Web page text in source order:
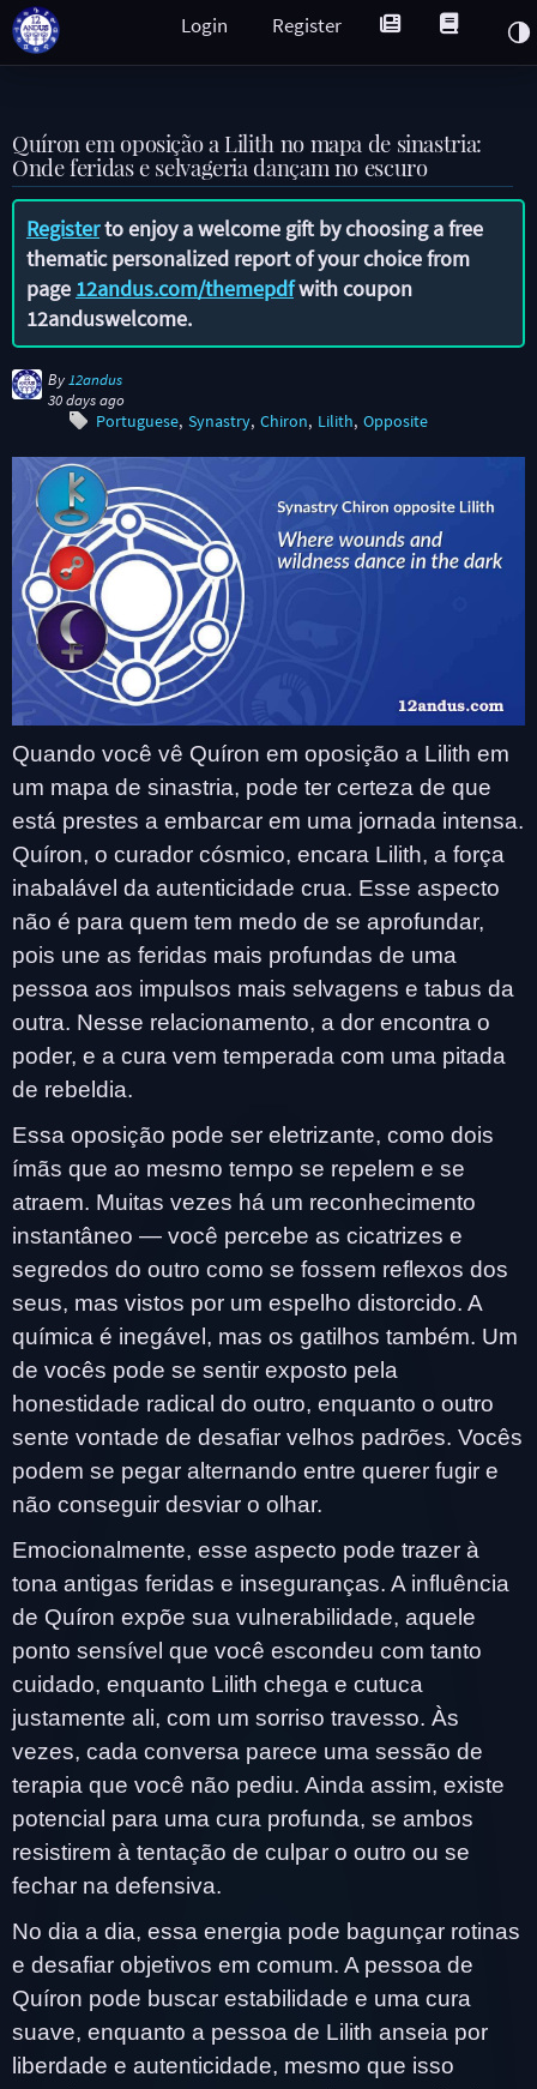
Register
Login
Quíron em oposição a Lilith no mapa de sinastria:
Onde feridas e selvageria dançam no escuro
Registerto enjoy a welcome gift by choosing a free
thematic personalized report of your choice from
page 12andus.com/themepdfwith coupon
12anduswelcome.
By 12andus
30 days ago
Portuguese Synastry Chiron Lilith Opposite
Quando você vê Quíron em oposição a Lilith em
um mapa de sinastria, pode ter certeza de que
está prestes a embarcar em uma jornada intensa.
Quíron, o curador cósmico, encara Lilith, a força
inabalável da autenticidade crua. Esse aspecto
não é para quem tem medo de se aprofundar,
pois une as feridas mais profundas de uma
pessoa aos impulsos mais selvagens e tabus da
outra. Nesse relacionamento, a dor encontra o
poder, e a cura vem temperada com uma pitada
de rebeldia.
Essa oposição pode ser eletrizante, como dois
ímãs que ao mesmo tempo se repelem e se
atraem. Muitas vezes há um reconhecimento
instantâneo — você percebe as cicatrizes e
segredos do outro como se fossem reflexos dos
seus, mas vistos por um espelho distorcido. A
química é inegável, mas os gatilhos também. Um
de vocês pode se sentir exposto pela
honestidade radical do outro, enquanto o outro
sente vontade de desafiar velhos padrões. Vocês
podem se pegar alternando entre querer fugir e
não conseguir desviar o olhar.
Emocionalmente, esse aspecto pode trazer à
tona antigas feridas e inseguranças. A influência
de Quíron expõe sua vulnerabilidade, aquele
ponto sensível que você escondeu com tanto
cuidado, enquanto Lilith chega e cutuca
justamente ali, com um sorriso travesso. Às
vezes, cada conversa parece uma sessão de
terapia que você não pediu. Ainda assim, existe
potencial para uma cura profunda, se ambos
resistirem à tentação de culpar o outro ou se
fechar na defensiva.
No dia a dia, essa energia pode bagunçar rotinas
e desafiar objetivos em comum. A pessoa de
Quíron pode buscar estabilidade e uma cura
suave, enquanto a pessoa de Lilith anseia por
liberdade e autenticidade, mesmo que isso